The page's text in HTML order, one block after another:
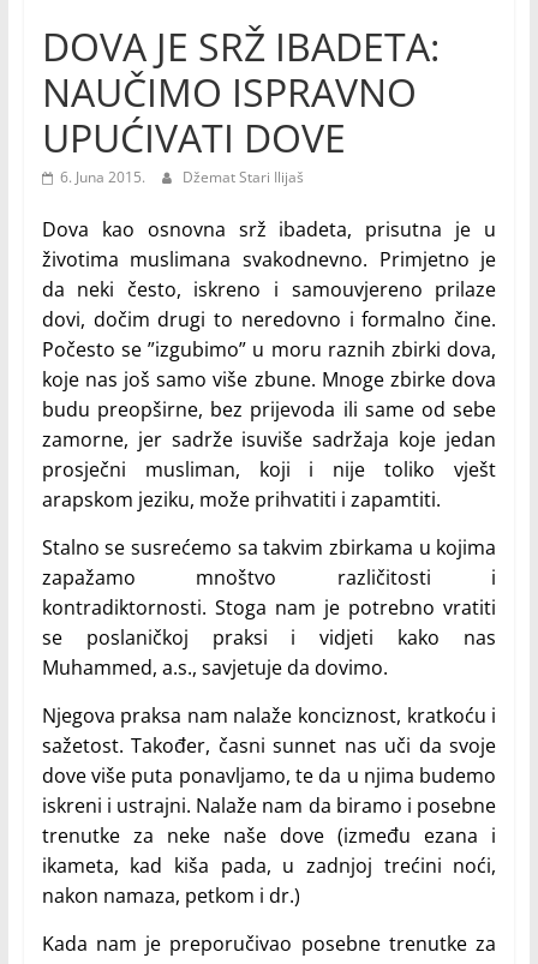
DOVA JE SRŽ IBADETA:
NAUČIMO ISPRAVNO
UPUĆIVATI DOVE
6. Juna 2015. Džemat Stari Ilijaš
Dova kao osnovna srž ibadeta, prisutna je u
životima muslimana svakodnevno. Primjetno je
da neki često, iskreno i samouvjereno prilaze
dovi, dočim drugi to neredovno i formalno čine.
Počesto se ”izgubimo” u moru raznih zbirki dova,
koje nas još samo više zbune. Mnoge zbirke dova
budu preopširne, bez prijevoda ili same od sebe
zamorne, jer sadrže isuviše sadržaja koje jedan
prosječni musliman, koji i nije toliko vješt
arapskom jeziku, može prihvatiti i zapamtiti.
Stalno se susrećemo sa takvim zbirkama u kojima
zapažamo mnoštvo različitosti i
kontradiktornosti. Stoga nam je potrebno vratiti
se poslaničkoj praksi i vidjeti kako nas
Muhammed, a.s., savjetuje da dovimo.
Njegova praksa nam nalaže konciznost, kratkoću i
sažetost. Također, časni sunnet nas uči da svoje
dove više puta ponavljamo, te da u njima budemo
iskreni i ustrajni. Nalaže nam da biramo i posebne
trenutke za neke naše dove (između ezana i
ikameta, kad kiša pada, u zadnjoj trećini noći,
nakon namaza, petkom i dr.)
Kada nam je preporučivao posebne trenutke za